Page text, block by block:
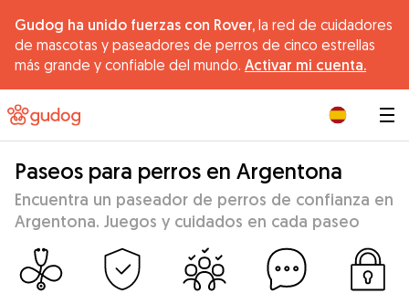
Gudog ha unido fuerzas con Rover, la red de cuidadores
de mascotas y paseadores de perros de cinco estrellas
más grande y confiable del mundo. Activar mi cuenta.
Paseos para perros en Argentona
Encuentra un paseador de perros de confianza en
Argentona. Juegos y cuidados en cada paseo